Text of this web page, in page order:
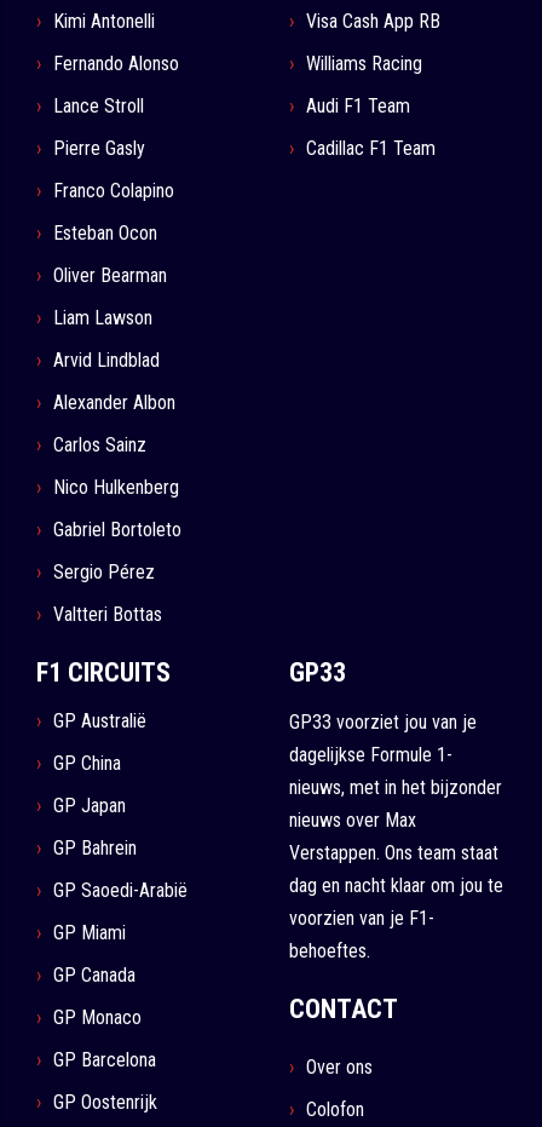
Kimi Antonelli
Fernando Alonso
Lance Stroll
Pierre Gasly
Franco Colapino
Esteban Ocon
Oliver Bearman
Liam Lawson
Arvid Lindblad
Alexander Albon
Carlos Sainz
Nico Hulkenberg
Gabriel Bortoleto
Sergio Pérez
Valtteri Bottas
Visa Cash App RB
Williams Racing
Audi F1 Team
Cadillac F1 Team
F1 CIRCUITS
GP Australië
GP China
GP Japan
GP Bahrein
GP Saoedi-Arabië
GP Miami
GP Canada
GP Monaco
GP Barcelona
GP Oostenrijk
GP33
GP33 voorziet jou van je
dagelijkse Formule 1-
nieuws, met in het bijzonder
nieuws over Max
Verstappen. Ons team staat
dag en nacht klaar om jou te
voorzien van je F1-
behoeftes.
CONTACT
Over ons
Colofon